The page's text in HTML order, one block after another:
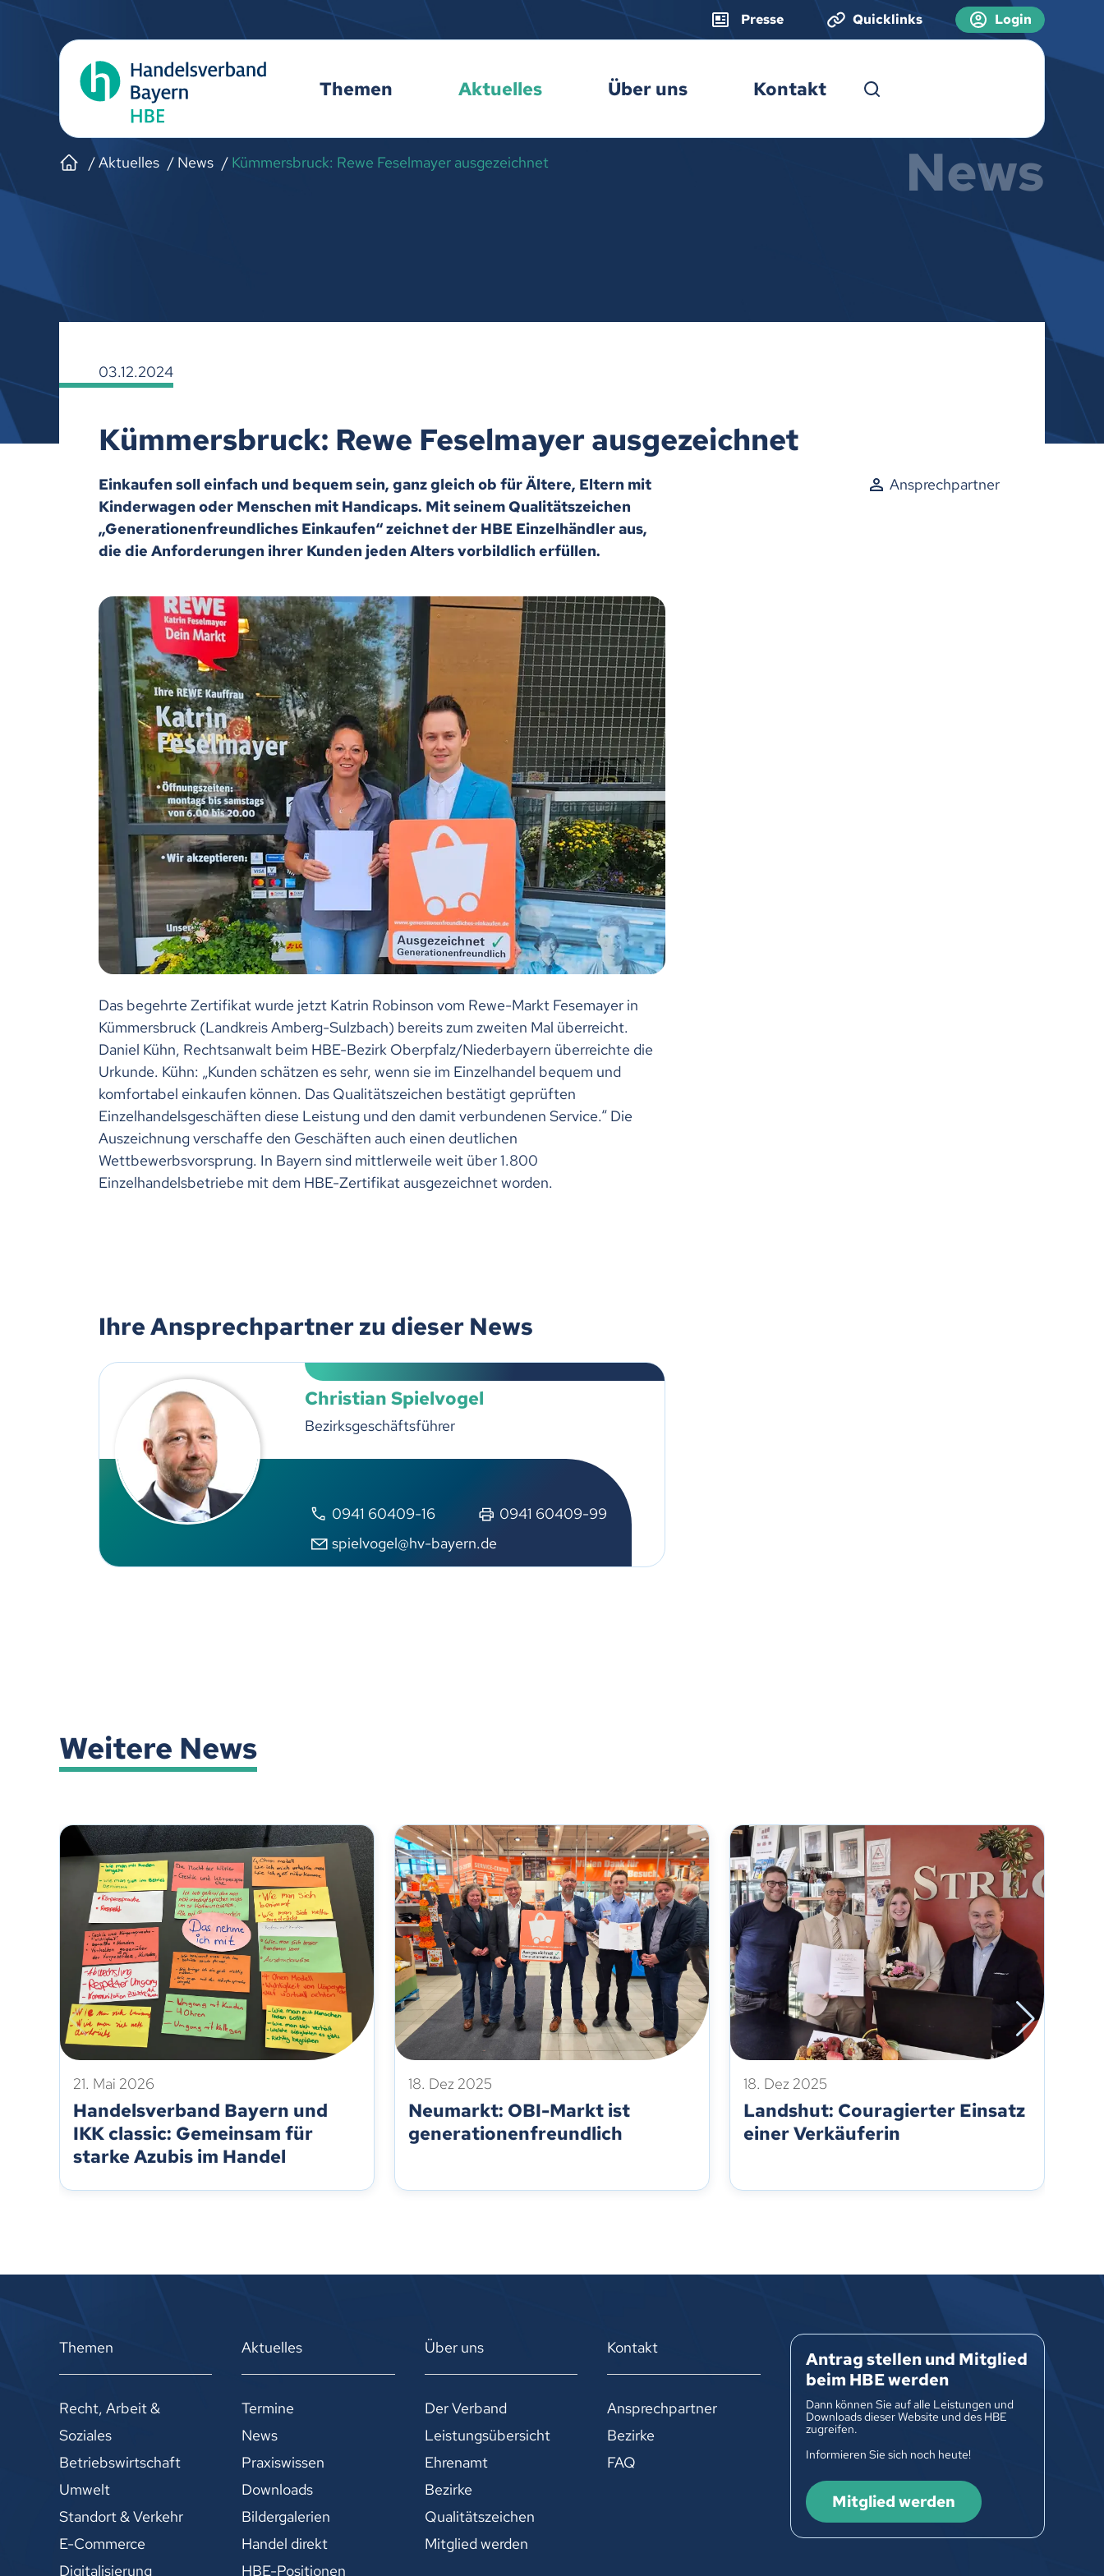
Presse Quicklinks Login
Themen Aktuelles Über uns Kontakt
Aktuelles News Kümmersbruck: Rewe Feselmayer ausgezeichnet News
03.12.2024
Kümmersbruck: Rewe Feselmayer ausgezeichnet
Einkaufen soll einfach und bequem sein, ganz gleich ob für Ältere, Eltern mit
Kinderwagen oder Menschen mit Handicaps. Mit seinem Qualitätszeichen
„Generationenfreundliches Einkaufen“ zeichnet der HBE Einzelhändler aus,
die die Anforderungen ihrer Kunden jeden Alters vorbildlich erfüllen.
Ansprechpartner
Das begehrte Zertifikat wurde jetzt Katrin Robinson vom Rewe-Markt Fesemayer in
Kümmersbruck (Landkreis Amberg-Sulzbach) bereits zum zweiten Mal überreicht.
Daniel Kühn, Rechtsanwalt beim HBE-Bezirk Oberpfalz/Niederbayern überreichte die
Urkunde. Kühn: „Kunden schätzen es sehr, wenn sie im Einzelhandel bequem und
komfortabel einkaufen können. Das Qualitätszeichen bestätigt geprüften
Einzelhandelsgeschäften diese Leistung und den damit verbundenen Service.“ Die
Auszeichnung verschaffe den Geschäften auch einen deutlichen
Wettbewerbsvorsprung. In Bayern sind mittlerweile weit über 1.800
Einzelhandelsbetriebe mit dem HBE-Zertifikat ausgezeichnet worden.
Ihre Ansprechpartner zu dieser News
Christian Spielvogel
Bezirksgeschäftsführer
0941 60409-16
0941 60409-99
spielvogel@hv-bayern.de
Weitere News
21. Mai 2026
Handelsverband Bayern und
IKK classic: Gemeinsam für
starke Azubis im Handel
18. Dez 2025
Neumarkt: OBI-Markt ist
generationenfreundlich
18. Dez 2025
Landshut: Couragierter Einsatz
einer Verkäuferin
Themen
Recht, Arbeit &
Soziales
Betriebswirtschaft
Umwelt
Standort & Verkehr
E-Commerce
Digitalisierung
Aktuelles
Termine
News
Praxiswissen
Downloads
Bildergalerien
Handel direkt
HBE-Positionen
Über uns
Der Verband
Leistungsübersicht
Ehrenamt
Bezirke
Qualitätszeichen
Mitglied werden
Kontakt
Ansprechpartner
Bezirke
FAQ
Antrag stellen und Mitglied
beim HBE werden
Dann können Sie auf alle Leistungen und
Downloads dieser Website und des HBE
zugreifen.
Informieren Sie sich noch heute!
Mitglied werden